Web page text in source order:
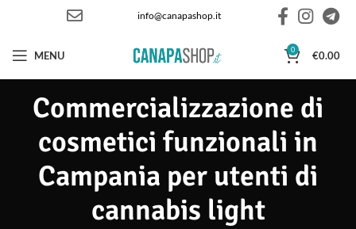
info@canapashop.it
MENU 0 €0.00
Commercializzazione di
cosmetici funzionali in
Campania per utenti di
cannabis light